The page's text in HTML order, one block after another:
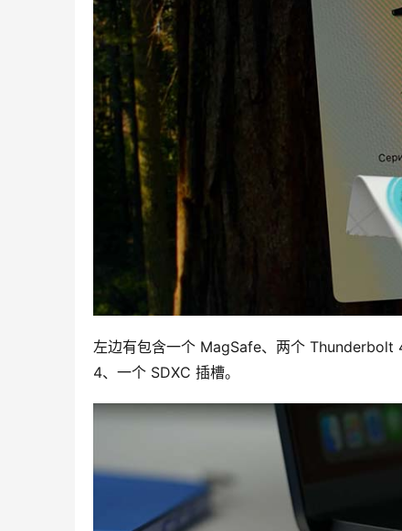
左边有包含一个 MagSafe、两个
4、一个 SDXC 插槽。